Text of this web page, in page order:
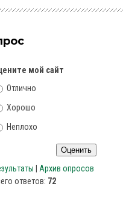
мой сайт
Отлично
Хорошо
Неплохо
Архив опросов
ответов: 72